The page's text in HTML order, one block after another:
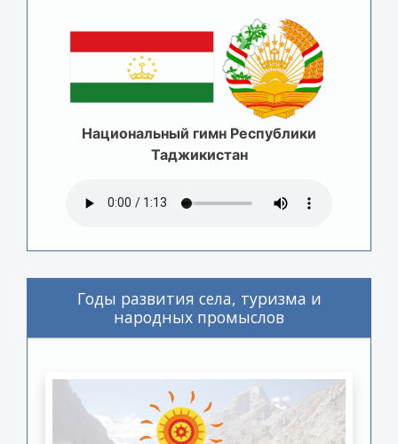
Национальный гимн Республики
Таджикистан
Годы развития села, туризма и
народных промыслов